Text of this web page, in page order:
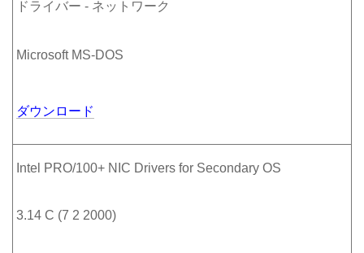
ドライバー - ネットワーク
Microsoft MS-DOS
ダウンロード
Intel PRO/100+ NIC Drivers for Secondary OS
3.14 C (7 2 2000)